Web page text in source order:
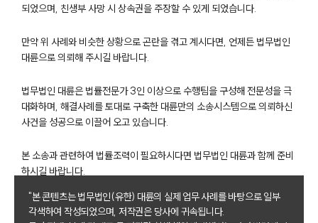
그룹소개
그룹소개
대륜의 강점
오시는 길
고객의 소리
통합검색
되었으며, 친생부 사망 시 상속권을 주장할 수 있게 되었습니다.
만약 위 사례와 비슷한 상황으로 곤란을 겪고 계시다면, 언제든 법무법인
대륜으로 의뢰해 주시길 바랍니다.
법무법인 대륜은 법률전문가 3인 이상으로 수행팀을 구성해 전문성을 극
대화하며, 해결사례를 토대로 구축한 대륜만의 소송시스템으로 의뢰하신
사건을 성공으로 이끌어 오고 있습니다.
본 소송과 관련하여 법률조력이 필요하시다면 법무법인 대륜과 함께 준비
하시길 바랍니다.
"본 콘텐츠는 법무법인(유한) 대륜의 실제 업무 사례를 바탕으로 일부
각색하여 작성되었으며, 저작권은 당사에 귀속됩니다.